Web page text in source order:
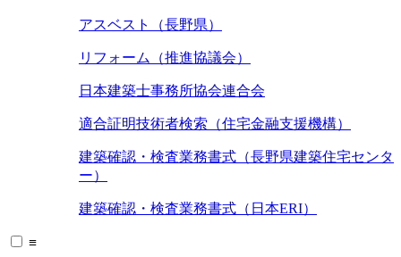
アスベスト（長野県）
リフォーム（推進協議会）
日本建築士事務所協会連合会
適合証明技術者検索（住宅金融支援機構）
建築確認・検査業務書式（長野県建築住宅センタ
ー）
建築確認・検査業務書式（日本ERI）
≡